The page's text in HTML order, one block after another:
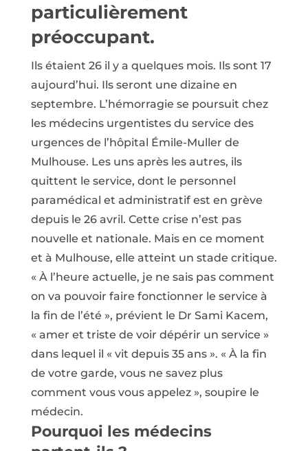
particulièrement
préoccupant.
Ils étaient 26 il y a quelques mois. Ils sont 17
aujourd’hui. Ils seront une dizaine en
septembre. L’hémorragie se poursuit chez
les médecins urgentistes du service des
urgences de l’hôpital Émile-Muller de
Mulhouse. Les uns après les autres, ils
quittent le service, dont le personnel
paramédical et administratif est en grève
depuis le 26 avril. Cette crise n’est pas
nouvelle et nationale. Mais en ce moment
et à Mulhouse, elle atteint un stade critique.
« À l’heure actuelle, je ne sais pas comment
on va pouvoir faire fonctionner le service à
la fin de l’été », prévient le Dr Sami Kacem,
« amer et triste de voir dépérir un service »
dans lequel il « vit depuis 35 ans ». « À la fin
de votre garde, vous ne savez plus
comment vous vous appelez », soupire le
médecin.
Pourquoi les médecins